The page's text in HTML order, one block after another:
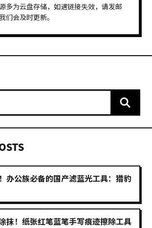
多为云盘存储，如遇链接失效，请发邮
们会及时更新。
办公族必备的国产滤蓝光工具：猎豹
抹！纸张红笔蓝笔手写痕迹擦除工具